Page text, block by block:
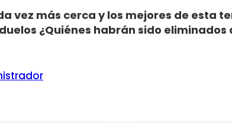
vez más cerca y los mejores de esta
¿Quiénes habrán sido